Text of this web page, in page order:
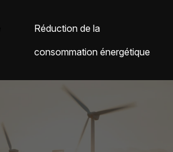
Réduction de la
consommation énergétique